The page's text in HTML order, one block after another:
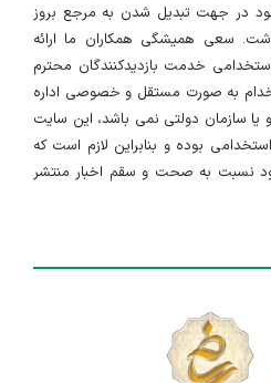
در جهت تبدیل شدن به مرجع بروز
سعی همیشگی همکاران ما ارائه
خدمت بازدیدکنندگان محترم
به صورت مستقل و خصوصی اداره
سازمان دولتی نمی باشد، این سایت
بوده و بنابراین لازم است که
نسبت به صحت و سقم اخبار منتشر